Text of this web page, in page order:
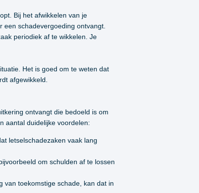
Bij het afwikkelen van je
een schadevergoeding ontvangt.
periodiek af te wikkelen. Je
Het is goed om te weten dat
afgewikkeld.
ontvangt die bedoeld is om
aantal duidelijke voordelen:
letselschadezaken vaak lang
om schulden af te lossen
van toekomstige schade, kan dat in